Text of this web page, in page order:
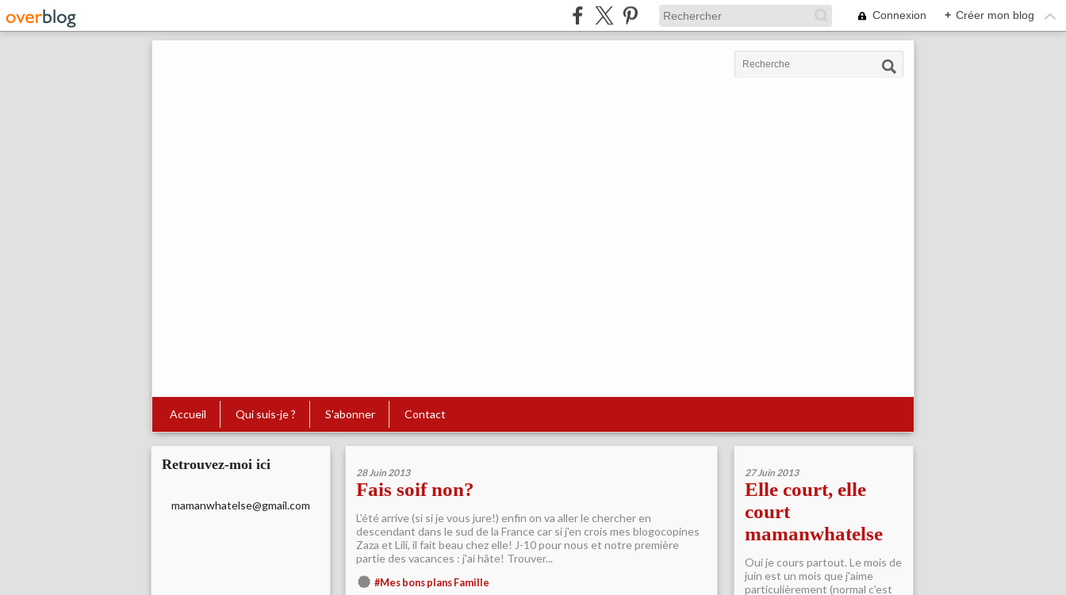
Connexion + Créer mon blog
Accueil Qui suis-je ? S'abonner Contact
Retrouvez-moi ici
mamanwhatelse@gmail.com
28 Juin 2013
Fais soif non?
L'été arrive (si si je vous jure!) enfin on va aller le chercher en
descendant dans le sud de la France car si j'en crois mes blogocopines
Zaza et Lili, il fait beau chez elle! J-10 pour nous et notre première
partie des vacances : j'ai hâte! Trouver...
#Mes bons plans Famille
27 Juin 2013
Elle court, elle
court
mamanwhatelse
Oui je cours partout. Le mois de
juin est un mois que j'aime
particulièrement (normal c'est